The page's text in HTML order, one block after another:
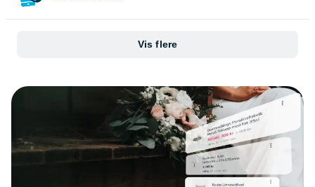
Vis flere